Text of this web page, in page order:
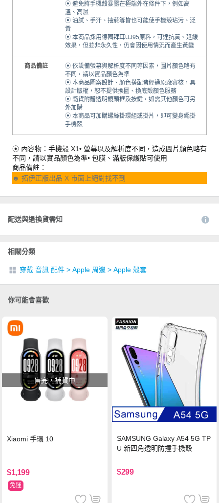
⦿ 避免將手機殼暴露在極端外在條件下，例如高
溫、高濕
⦿ 油膩、手汗、抽菸等皆也可能使手機殼玷污、泛
黃
⦿ 本商品採用德國拜耳UJ95原料，可達抗黃、延緩
效果，但並非永久性，仍會因使用情況而產生黃變
商品備註
⦿ 依設備螢幕與解析度不同等因素，圖片顏色略有
不同，請以實品顏色為準
⦿ 本商品圖案設計、顏色搭配皆經過原廠審核，具
設計版權，恕不提供換圖、換底殼顏色服務
⦿ 隨貨附贈透明鏡頭框及按鍵，如需其他顏色可另
外加購
⦿ 本商品可加購螺絲掛環組或掛片，即可變身繩掛
手機殼
⦿ 內容物：手機殼 X1• 螢幕以及解析度不同，造成圖片顏色略有
不同，請以實品顏色為準• 包膜、滿版保護貼可使用
商品備註：
☻ 拓伊正版出品 X 市面上絕對找不到
配送與退換貨需知
相關分類
穿戴 音訊 配件 > Apple 周邊 > Apple 殼套
你可能會喜歡
售完，補貨中
Xiaomi 手環 10
$1,199
免運
SAMSUNG Galaxy A54 5G TP
U 新四角透明防撞手機殼
$299